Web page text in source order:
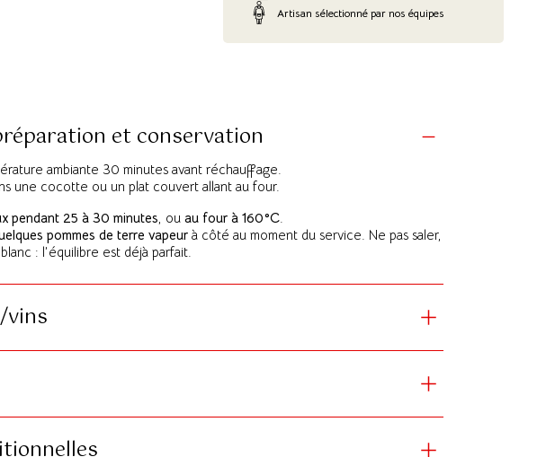
Artisan sélectionné par nos équipes
et conservation
ambiante 30 minutes avant réchauffage.
une cocotte ou un plat couvert allant au four.
pendant 25 à 30 minutes, ou au four à 160°C.
pommes de terre vapeur à côté au moment du service. Ne pas saler,
: l’équilibre est déjà parfait.
vins